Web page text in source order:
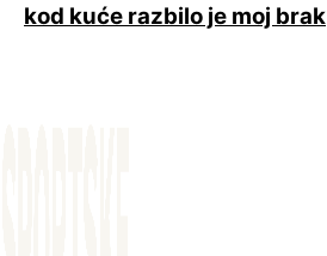
kod kuće razbilo je moj brak